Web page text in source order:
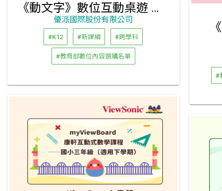
《動文字》數位互動桌遊 精選擴充包（國小中、高年級）
優派國際股份有限公司
#K12 #新課綱 #跨學科
#教育部數位內容選購名單
#